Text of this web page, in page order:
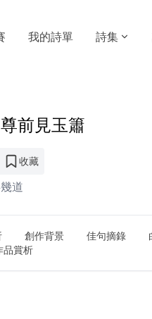
我的詩單 詩集
前見玉簫
收藏
道
創作背景 佳句摘錄
品賞析